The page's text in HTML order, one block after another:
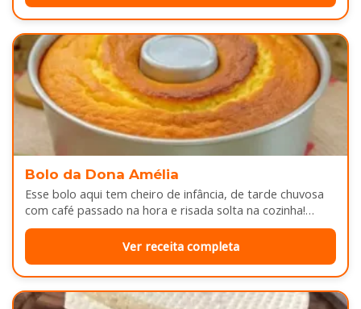
Bolo da Dona Amélia
Esse bolo aqui tem cheiro de infância, de tarde chuvosa
com café passado na hora e risada solta na cozinha!…
Ver receita completa